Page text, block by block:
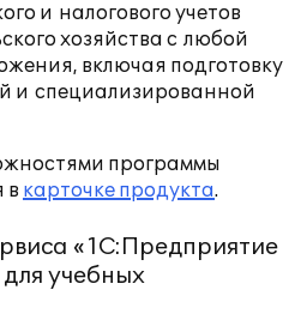
и налогового учетов
хозяйства с любой
включая подготовку
и специализированной
программы
в карточке продукта.
«1С:Предприятие
учебных